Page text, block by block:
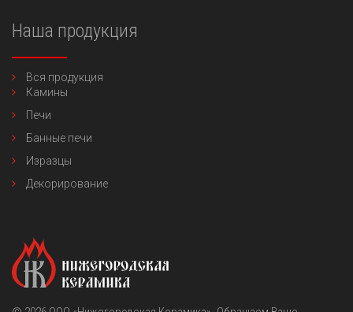
Наша продукция
Вся продукция
Камины
Печи
Банные печи
Изразцы
Декорирование